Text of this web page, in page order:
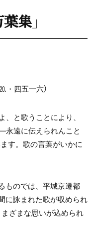
集」
⒛・四五一六）
、と歌うことにより、
永遠に伝えられんこと
す。歌の言葉がいかに
ものでは、平城京遷都
に詠まれた歌が収められ
ざまな思いが込められ